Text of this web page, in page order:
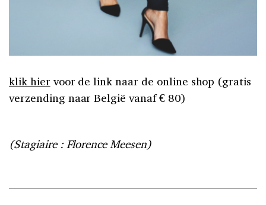
klik hier voor de link naar de online shop (gratis
verzending naar België vanaf € 80)
(Stagiaire : Florence Meesen)